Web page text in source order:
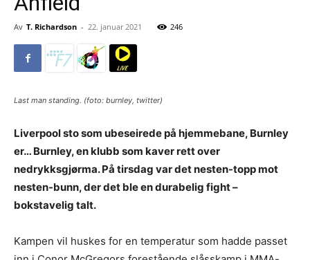
Av T. Richardson - 22. januar 2021 246
Last man standing. (foto: burnley, twitter)
Liverpool sto som ubeseirede på hjemmebane, Burnley
er… Burnley, en klubb som kaver rett over
nedrykksgjørma. På tirsdag var det nesten-topp mot
nesten-bunn, der det ble en durabelig fight –
bokstavelig talt.
Kampen vil huskes for en temperatur som hadde passet